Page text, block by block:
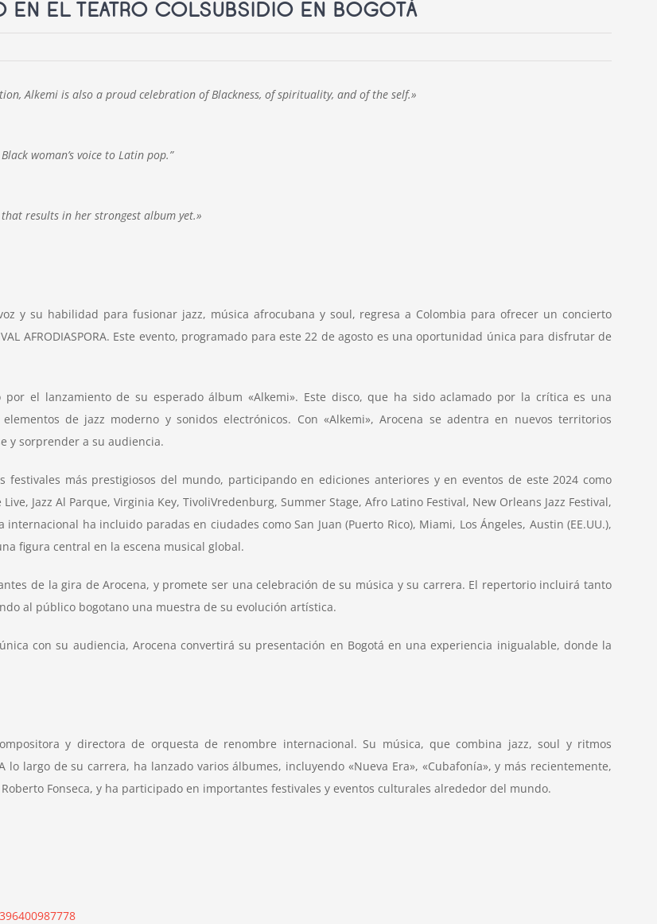
EN EL TEATRO COLSUBSIDIO EN BOGOTÁ
Alkemi is also a proud celebration of Blackness, of spirituality, and of the self.»
woman’s voice to Latin pop.”
results in her strongest album yet.»
y su habilidad para fusionar jazz, música afrocubana y soul, regresa a Colombia para ofrecer un concierto
AFRODIASPORA. Este evento, programado para este 22 de agosto es una oportunidad única para disfrutar de
el lanzamiento de su esperado álbum «Alkemi». Este disco, que ha sido aclamado por la crítica es una
de jazz moderno y sonidos electrónicos. Con «Alkemi», Arocena se adentra en nuevos territorios
y sorprender a su audiencia.
más prestigiosos del mundo, participando en ediciones anteriores y en eventos de este 2024 como
Jazz Al Parque, Virginia Key, TivoliVredenburg, Summer Stage, Afro Latino Festival, New Orleans Jazz Festival,
internacional ha incluido paradas en ciudades como San Juan (Puerto Rico), Miami, Los Ángeles, Austin (EE.UU.),
figura central en la escena musical global.
de la gira de Arocena, y promete ser una celebración de su música y su carrera. El repertorio incluirá tanto
al público bogotano una muestra de su evolución artística.
con su audiencia, Arocena convertirá su presentación en Bogotá en una experiencia inigualable, donde la
y directora de orquesta de renombre internacional. Su música, que combina jazz, soul y ritmos
largo de su carrera, ha lanzado varios álbumes, incluyendo «Nueva Era», «Cubafonía», y más recientemente,
Fonseca, y ha participado en importantes festivales y eventos culturales alrededor del mundo.